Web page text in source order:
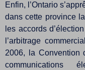
Enfin, l’Ontario
dans cette province
les accords
l’arbitrage
2006, la Convention
communications